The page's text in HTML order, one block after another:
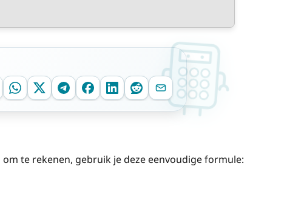
te rekenen, gebruik je deze eenvoudige formule: